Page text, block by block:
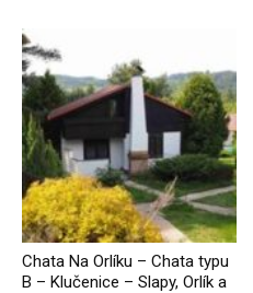
Chata Na Orlíku – Chata typu
B – Klučenice – Slapy, Orlík a